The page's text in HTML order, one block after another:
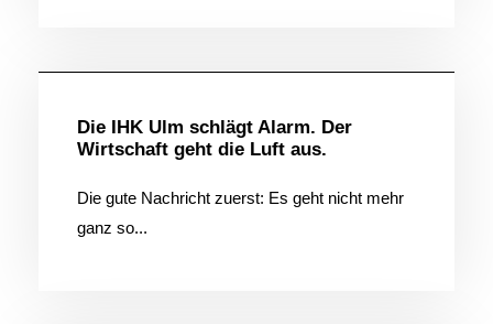
Die IHK Ulm schlägt Alarm. Der
Wirtschaft geht die Luft aus.
Die gute Nachricht zuerst: Es geht nicht mehr
ganz so...